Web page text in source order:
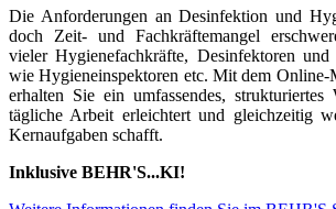
Die Anforderungen an Desinfektion und
doch Zeit- und Fachkräftemangel
vieler Hygienefachkräfte, Desinfektoren und
wie Hygieneinspektoren etc. Mit dem Online-
erhalten Sie ein umfassendes,
tägliche Arbeit erleichtert und gleichzeitig
Kernaufgaben schafft.
Inklusive BEHR'S...KI!